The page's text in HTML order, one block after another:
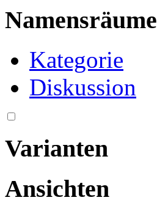
Namensräume
Kategorie
Diskussion
Varianten
Ansichten